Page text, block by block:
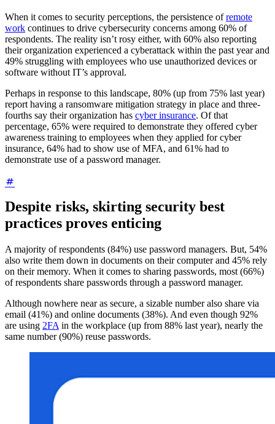
When it comes to security perceptions, the persistence ofremote
work continues to drive cybersecurity concerns among 60% of
respondents. The reality isn’t rosy either, with 60% also reporting
their organization experienced a cyberattack within the past year and
49% struggling with employees who use unauthorized devices or
software without IT’s approval.
Perhaps in response to this landscape, 80% (up from 75% last year)
report having a ransomware mitigation strategy in place and three-
fourths say their organization has cyber insurance. Of that
percentage, 65% were required to demonstrate they offered cyber
awareness training to employees when they applied for cyber
insurance, 64% had to show use of MFA, and 61% had to
demonstrate use of a password manager.
Despite risks, skirting security best
practices proves enticing
A majority of respondents (84%) use password managers. But, 54%
also write them down in documents on their computer and 45% rely
on their memory. When it comes to sharing passwords, most (66%)
of respondents share passwords through a password manager.
Although nowhere near as secure, a sizable number also share via
email (41%) and online documents (38%). And even though 92%
are using 2FA in the workplace (up from 88% last year), nearly the
same number (90%) reuse passwords.